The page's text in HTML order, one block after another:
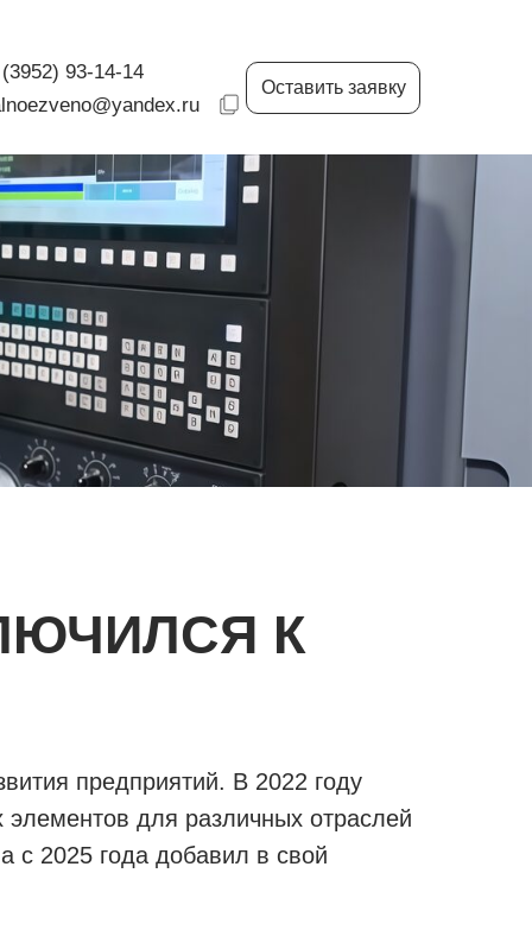
93-14-14
Оставить заявку
93-14-14
Оставить заявку
К
предприятий. В 2022 году
для различных отраслей
2025 года добавил в свой